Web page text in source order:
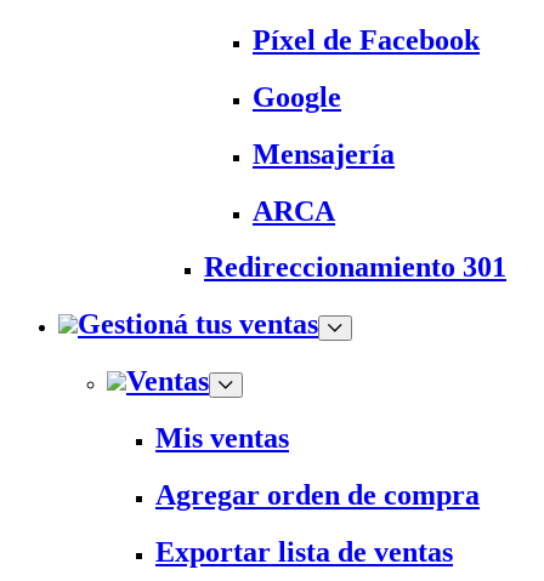
Píxel de Facebook
Google
Mensajería
ARCA
Redireccionamiento 301
Gestioná tus ventas
Ventas
Mis ventas
Agregar orden de compra
Exportar lista de ventas